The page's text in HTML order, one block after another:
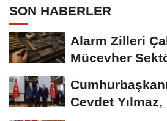
SON HABERLER
Alarm Zilleri
Mücevher
Cevdet Yılmaz,